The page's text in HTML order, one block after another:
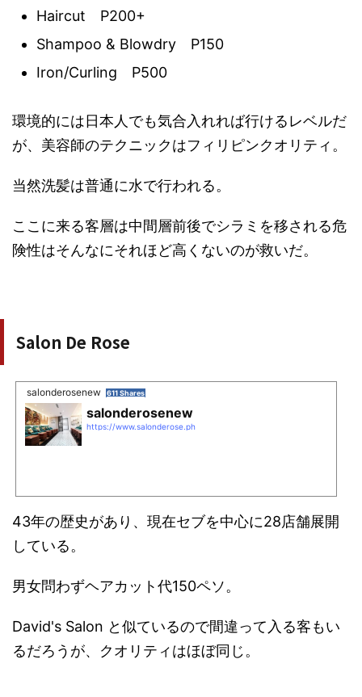
Haircut P200+
Shampoo & Blowdry P150
Iron/Curling P500
環境的には日本人でも気合入れれば行けるレベルだ
が、美容師のテクニックはフィリピンクオリティ。
当然洗髪は普通に水で行われる。
ここに来る客層は中間層前後でシラミを移される危
険性はそんなにそれほど高くないのが救いだ。
Salon De Rose
salonderosenew 611 Shares
salonderosenew
https://www.salonderose.ph
43年の歴史があり、現在セブを中心に28店舗展開
している。
男女問わずヘアカット代150ペソ。
David's Salon と似ているので間違って入る客もい
るだろうが、クオリティはほぼ同じ。